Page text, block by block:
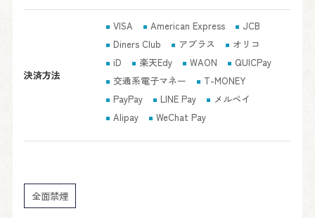
決済方法
VISA American Express
JCB
Diners Club
アプラス
オリコ
iD
楽天Edy WAON
QUICPay
交通系電子マネー
T-MONEY
PayPay
LINE Pay
メルペイ
Alipay
WeChat Pay
全面禁煙